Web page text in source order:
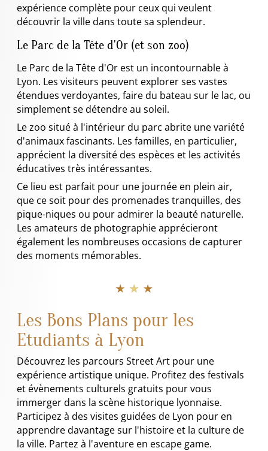
expérience complète pour ceux qui veulent
découvrir la ville dans toute sa splendeur.
Le Parc de la Tête d'Or (et son zoo)
Le Parc de la Tête d'Or est un incontournable à
Lyon. Les visiteurs peuvent explorer ses vastes
étendues verdoyantes, faire du bateau sur le lac, ou
simplement se détendre au soleil.
Le zoo situé à l'intérieur du parc abrite une variété
d'animaux fascinants. Les familles, en particulier,
apprécient la diversité des espèces et les activités
éducatives très intéressantes.
Ce lieu est parfait pour une journée en plein air,
que ce soit pour des promenades tranquilles, des
pique-niques ou pour admirer la beauté naturelle.
Les amateurs de photographie apprécieront
également les nombreuses occasions de capturer
des moments mémorables.
★ ★ ★
Les Bons Plans pour les
Etudiants à Lyon
Découvrez les parcours Street Art pour une
expérience artistique unique. Profitez des festivals
et évènements culturels gratuits pour vous
immerger dans la scène historique lyonnaise.
Participez à des visites guidées de Lyon pour en
apprendre davantage sur l'histoire et la culture de
la ville. Partez à l'aventure en escape game.